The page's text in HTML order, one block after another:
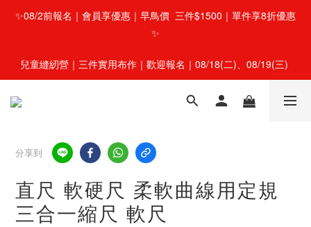
✨08/2前報名｜會員享優惠｜早鳥價  三件$1500｜單件享8折優惠
✨
兒童縫紉營｜三件實用布作｜歡迎報名｜08/18(二)、08/19(三)
分享到
直尺 軟硬尺 柔軟曲線用定規
三合一縮尺 軟尺